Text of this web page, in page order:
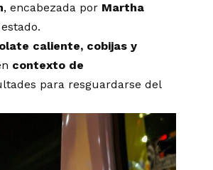
, encabezada por Martha
caliente, cobijas y
contexto de
para resguardarse del